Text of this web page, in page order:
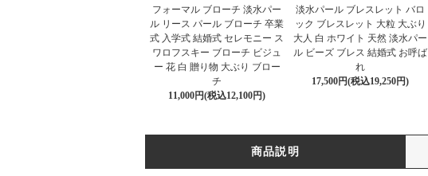
フォーマル ブローチ 淡水パー
ル リース パール ブローチ 卒業
式 入学式 結婚式 セレモニー ス
ワロフスキー ブローチ ビジュ
ー 花 白 贈り物 大ぶり ブロー
チ
11,000円(税込12,100円)
淡水パール ブレスレット バロ
ック ブレスレット 大粒 大ぶり
大人 白 ホワイト 天然 淡水パー
ル ビーズ ブレス 結婚式 お呼ば
れ
17,500円(税込19,250円)
商品説明